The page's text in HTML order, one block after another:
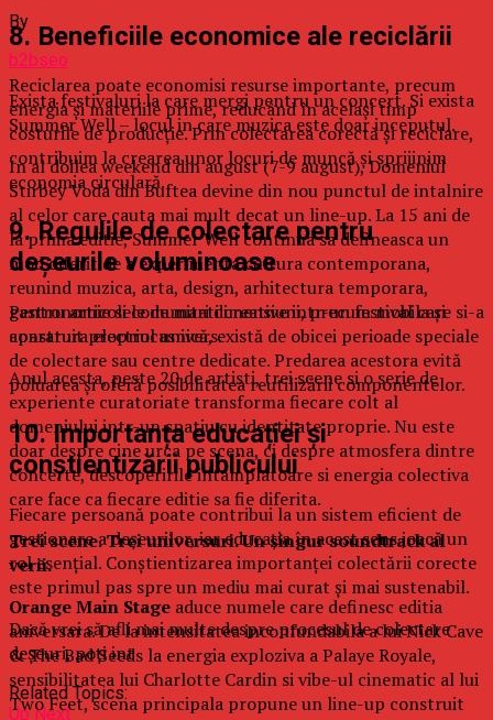
8. Beneficiile economice ale reciclării
Reciclarea poate economisi resurse importante, precum
energia și materiile prime, reducând în același timp
costurile de producție. Prin colectarea corectă și reciclare,
contribuim la crearea unor locuri de muncă și sprijinim
economia circulară.
9. Regulile de colectare pentru
deșeurile voluminoase
Pentru articolele de mari dimensiuni, precum mobila și
aparatura electrocasnică, există de obicei perioade speciale
de colectare sau centre dedicate. Predarea acestora evită
poluarea și oferă posibilitatea reutilizării componentelor.
10. Importanța educației și
conștientizării publicului
Fiecare persoană poate contribui la un sistem eficient de
gestionare a deșeurilor, iar educația în acest sens joacă un
rol esențial. Conștientizarea importanței colectării corecte
este primul pas spre un mediu mai curat și mai sustenabil.
Dacă vrei să afli mai multe despre procesul de colectare
deșeuri, poți int
Related Topics:
Up Next
By
b2bseo
Exista festivaluri la care mergi pentru un concert. Si exista
Summer Well – locul in care muzica este doar inceputul.
In al doilea weekend din august (7-9 august), Domeniul
Stirbey Voda din Buftea devine din nou punctul de intalnire
al celor care cauta mai mult decat un line-up. La 15 ani de
la prima editie, Summer Well continua sa defineasca un
mod diferit de a experimenta cultura contemporana,
reunind muzica, arta, design, arhitectura temporara,
gastronomie si comunitati creative intr-un festival care si-a
construit propriul univers.
Anul acesta, peste 20 de artisti, trei scene si o serie de
experiente curatoriate transforma fiecare colt al
domeniului intr-un spatiu cu identitate proprie. Nu este
doar despre cine urca pe scena, ci despre atmosfera dintre
concerte, descoperirile intamplatoare si energia colectiva
care face ca fiecare editie sa fie diferita.
Trei scene. Trei universuri. Un singur soundtrack al
verii.
Orange Main Stage aduce numele care definesc editia
aniversara. De la intensitatea inconfundabila a lui Nick Cave
& The Bad Seeds la energia exploziva a Palaye Royale,
sensibilitatea lui Charlotte Cardin si vibe-ul cinematic al lui
Two Feet, scena principala propune un line-up construit